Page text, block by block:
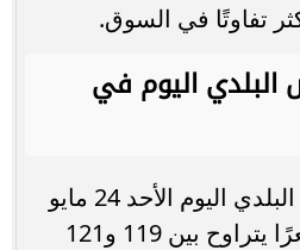
تفاوتًا في السوق.
البلدي اليوم في
سجلت كرتونة البيض البلدي اليوم الأحد 24 مايو
2026 في المزارع سعرًا يتراوح بين 119 و121